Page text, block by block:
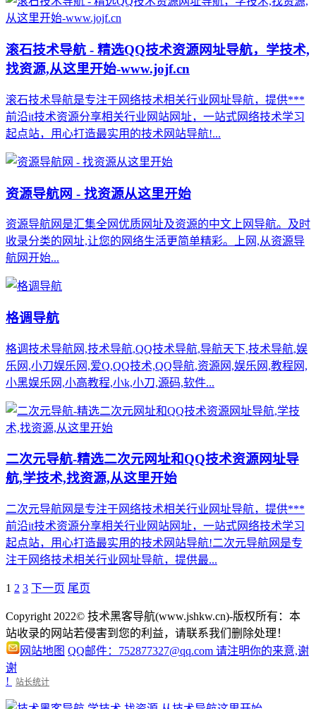
滚石技术导航 - 精选QQ技术资源网址导航，学技术,
找资源,从这里开始-www.jojf.cn
滚石技术导航是专注于网络技术相关行业网址导航，提供***
前沿it技术资源分享相关行业网站网址，一站式网络技术学习
起点站，用心打造最实用的技术网站导航!...
资源导航网 - 找资源从这里开始
资源导航网是汇集全网优质网址及资源的中文上网导航。及时
收录分类的网址,让您的网络生活更简单精彩。上网,从资源导
航网开始...
格调导航
格调技术导航网,技术导航,QQ技术导航,导航天下,技术导航,娱
乐网,小刀娱乐网,爱Q,QQ技术,QQ导航,资源网,娱乐网,教程网,
小黑娱乐网,小高教程,小k,小刀,源码,软件...
二次元导航-精选二次元网址和QQ技术资源网址导
航,学技术,找资源,从这里开始
二次元导航网是专注于网络技术相关行业网址导航，提供***
前沿it技术资源分享相关行业网站网址，一站式网络技术学习
起点站，用心打造最实用的技术网站导航!二次元导航网是专
注于网络技术相关行业网址导航，提供最...
1 2 3 下一页 尾页
Copyright 2022© 技术黑客导航(www.jshkw.cn)-版权所有：本
站收录的网站若侵害到您的利益，请联系我们删除处理！
网站地图 QQ邮件：752877327@qq.com 请注明你的来意,谢
谢
!
站长统计